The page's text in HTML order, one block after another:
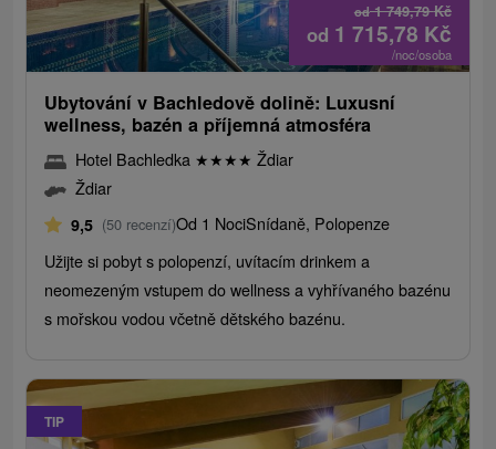
od1 749,79Kč
od 1 715,78 Kč
/noc/osoba
Ubytování v Bachledově dolině: Luxusní
wellness, bazén a příjemná atmosféra
Hotel Bachledka ★★★★ Ždiar
Ždiar
9,5 (50 recenzí)Od 1 NociSnídaně, Polopenze
Užijte si pobyt s polopenzí, uvítacím drinkem a
neomezeným vstupem do wellness a vyhřívaného bazénu
s mořskou vodou včetně dětského bazénu.
TIP